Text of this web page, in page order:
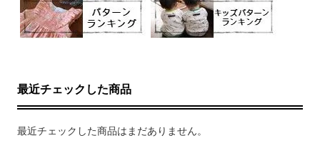
最近チェックした商品
最近チェックした商品はまだありません。